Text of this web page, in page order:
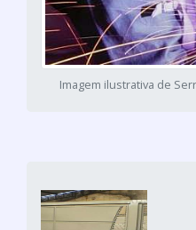
Imagem ilustrativa de